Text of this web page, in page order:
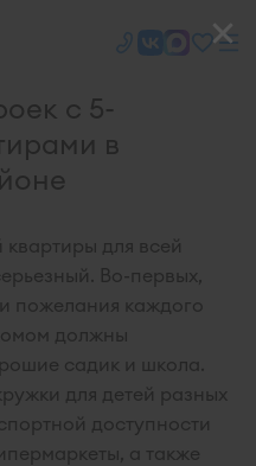
с 5-
в
для всей
Во-первых,
пожелания каждого
должны
садик и школа.
для детей разных
доступности
а также